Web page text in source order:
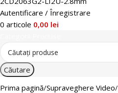
Autentificare / Înregistrare
0 articole 0,00 lei
Căutare
Prima pagină Supraveghere Video